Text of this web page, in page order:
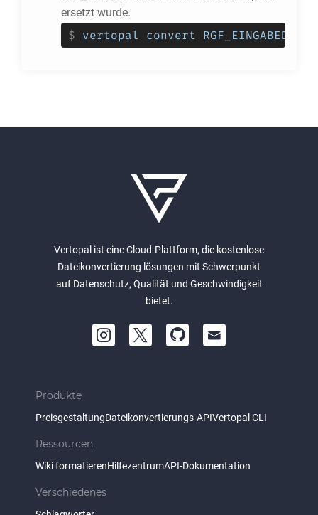
ersetzt wurde.
$ vertopal convert
Vertopal ist eine Cloud-Plattform, die kostenlose
Dateikonvertierung lösungen mit Schwerpunkt
auf Datenschutz, Qualität und Geschwindigkeit
bietet.
Produkte
PreisgestaltungDateikonvertierungs-APIVertopal CLI
Ressourcen
Wiki formatierenHilfezentrumAPI-Dokumentation
Verschiedenes